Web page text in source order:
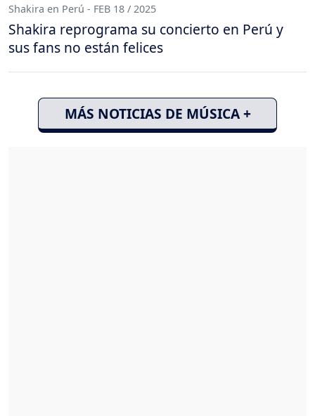
Shakira en Perú - FEB 18 / 2025
Shakira reprograma su concierto en Perú y
sus fans no están felices
MÁS NOTICIAS DE MÚSICA +